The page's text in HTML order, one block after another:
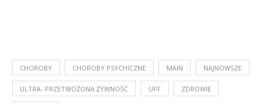
CHOROBY CHOROBY PSYCHICZNE MAIN NAJNOWSZE
ULTRA- PRZETWOŻONA ŻYWNOŚĆ UPF ZDROWIE